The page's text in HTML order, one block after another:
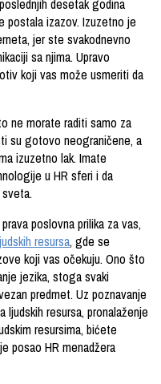
desetak godina
postala izazov. Izuzetno je
jer ste svakodnevno
sa njima. Upravo
koji vas može usmeriti da
ne morate raditi samo za
su gotovo neograničene, a
izuzetno lak. Imate
u HR sferi i da
poslovna prilika za vas,
resursa, gde se
koji vas očekuju. Ono što
jezika, stoga svaki
predmet. Uz poznavanje
ljudskih resursa, pronalaženje
resursima, bićete
posao HR menadžera